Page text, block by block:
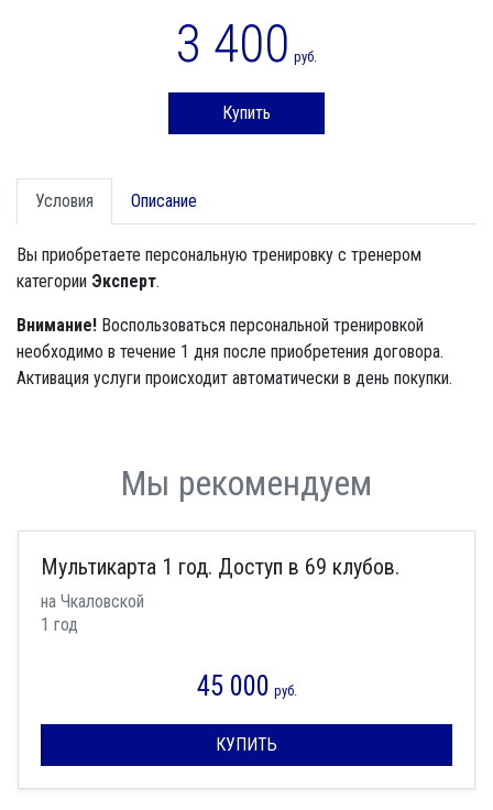
3 400 руб.
Купить
Условия Описание
Вы приобретаете персональную тренировку с тренером
категории Эксперт.
Внимание! Воспользоваться персональной тренировкой
необходимо в течение 1 дня после приобретения договора.
Активация услуги происходит автоматически в день покупки.
Мы рекомендуем
Мультикарта 1 год. Доступ в 69 клубов.
на Чкаловской
1 год
45 000 руб.
КУПИТЬ